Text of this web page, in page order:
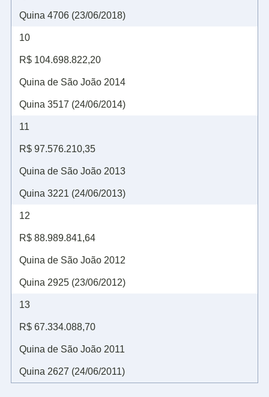
Quina 4706 (23/06/2018)
10
R$ 104.698.822,20
Quina de São João 2014
Quina 3517 (24/06/2014)
11
R$ 97.576.210,35
Quina de São João 2013
Quina 3221 (24/06/2013)
12
R$ 88.989.841,64
Quina de São João 2012
Quina 2925 (23/06/2012)
13
R$ 67.334.088,70
Quina de São João 2011
Quina 2627 (24/06/2011)